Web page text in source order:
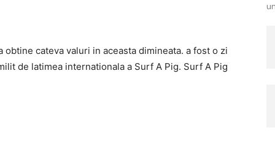
obtine cateva valuri in aceasta dimineata. a fost o zi
de latimea internationala a Surf A Pig. Surf A Pig